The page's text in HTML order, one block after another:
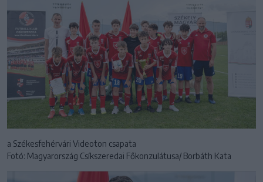
a Székesfehérvári Videoton csapata
Fotó: Magyarország Csíkszeredai Főkonzulátusa/ Borbáth Kata